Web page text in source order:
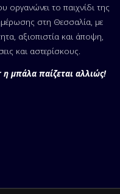
οργανώνει το παιχνίδι της
στη Θεσσαλία, με
αξιοπιστία και άποψη,
και αστερίσκους.
μπάλα παίζεται αλλιώς!